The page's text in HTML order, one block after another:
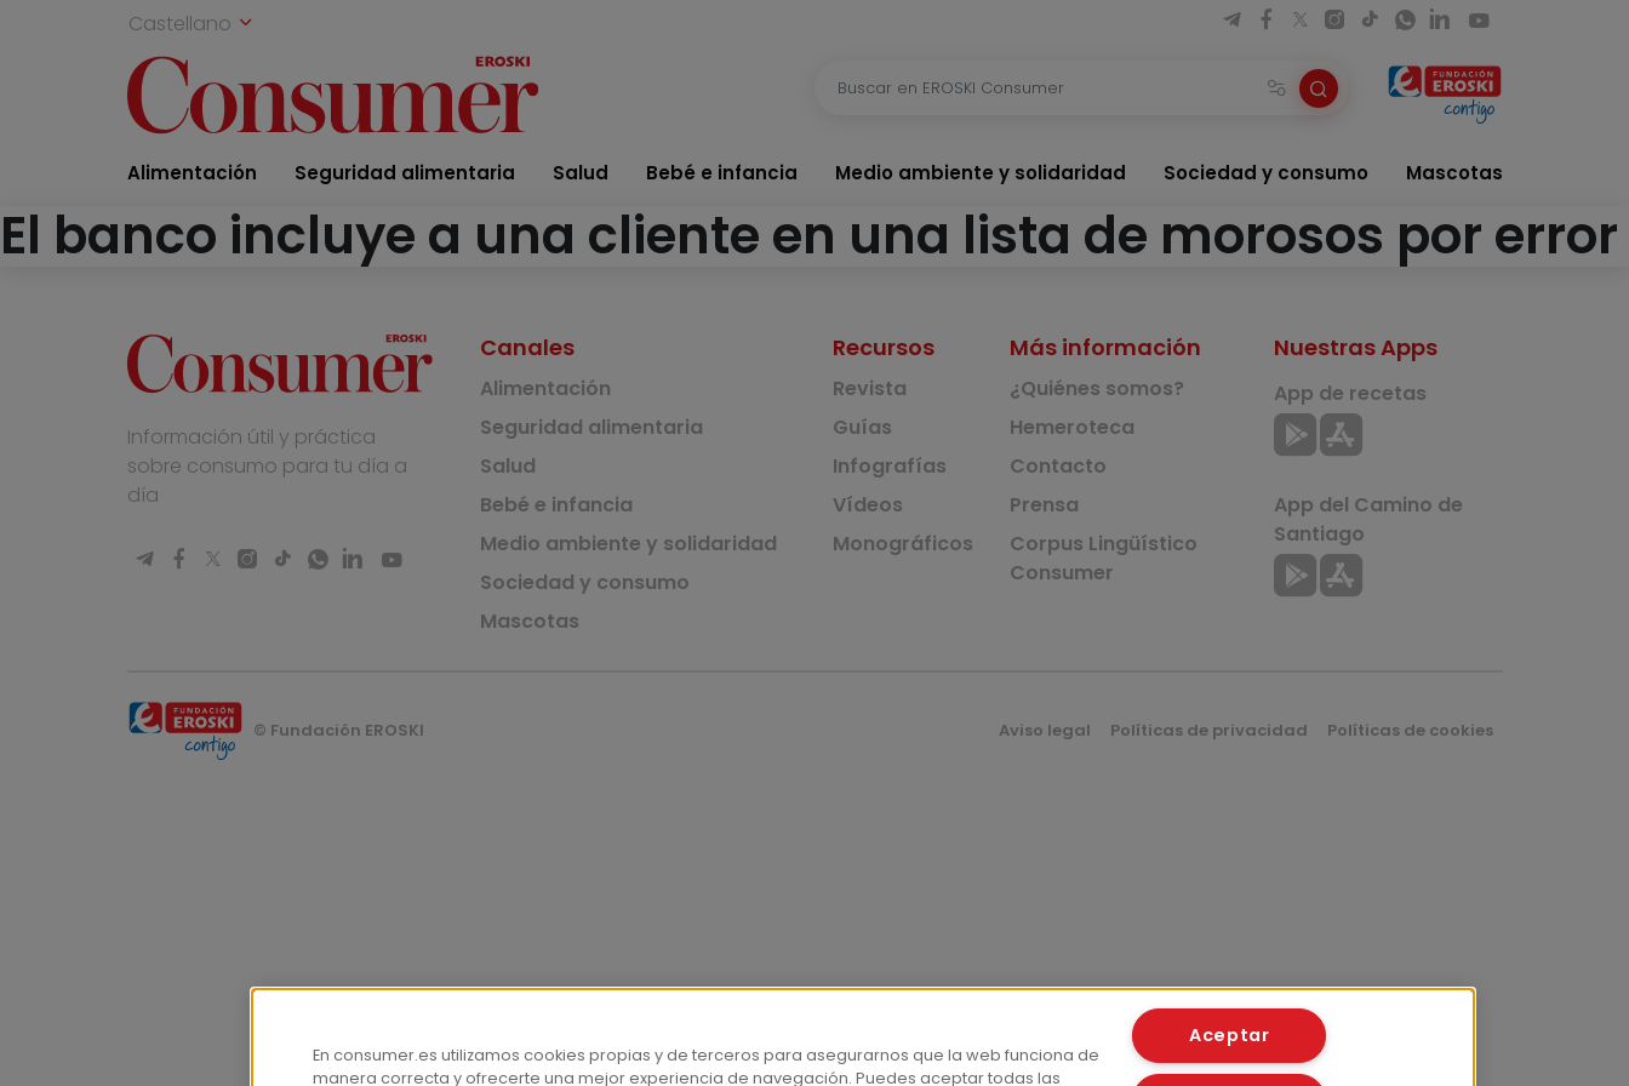
Castellano
Alimentación Seguridad alimentaria Salud Bebé e infancia Medio ambiente y solidaridad Sociedad y consumo Mascotas
El banco incluye a una cliente en una lista de morosos por error
Información útil y práctica
sobre consumo para tu día a
día
Canales
Alimentación
Seguridad alimentaria
Salud
Bebé e infancia
Medio ambiente y solidaridad
Sociedad y consumo
Mascotas
Recursos
Revista
Guías
Infografías
Vídeos
Monográficos
Más información
¿Quiénes somos?
Hemeroteca
Contacto
Prensa
Corpus Lingüístico
Consumer
Nuestras Apps
App de recetas
App del Camino de
Santiago
© Fundación EROSKI Aviso legal Políticas de privacidad Políticas de cookies
En consumer.es utilizamos cookies propias y de terceros para asegurarnos que la web funciona de
manera correcta y ofrecerte una mejor experiencia de navegación. Puedes aceptar todas las
Aceptar